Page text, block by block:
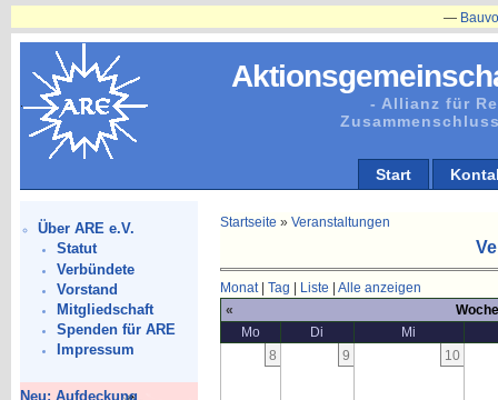
- Allianz für
Start
Über ARE e.V.
Statut
Verbündete
Vorstand
Mitgliedschaft
Spenden für ARE
Impressum
Neu: Aufdeckung
Startseite » Veranstaltungen
Monat| Tag Liste
Alle anzeigen
«
Mo
Di
Mi
8
9 10